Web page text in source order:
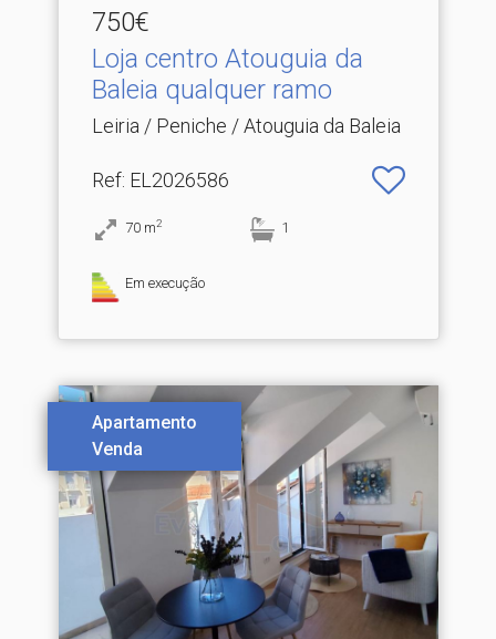
750€
Loja centro Atouguia da
Baleia qualquer ramo
Leiria / Peniche / Atouguia da Baleia
Ref: EL2026586
70 m2 1
Em execução
Apartamento
Venda